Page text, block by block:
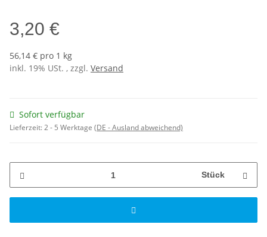
3,20 €
56,14 € pro 1 kg
inkl. 19% USt. , zzgl. Versand
Sofort verfügbar
Lieferzeit:2 - 5 Werktage (DE - Ausland abweichend)
Stück